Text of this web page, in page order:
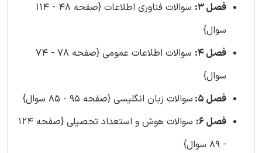
فصل 3:
سوالات فناوری اطلاعات {صفحه 48 - 114
سوال}
فصل 4:
سوالات اطلاعات عمومی {صفحه 78 - 74
سوال}
فصل 5:
سوالات زبان انگلیسی {صفحه 95 - 85 سوال}
فصل 6:
سوالات هوش و استعداد تحصیلی {صفحه 124
- 89 سوال}